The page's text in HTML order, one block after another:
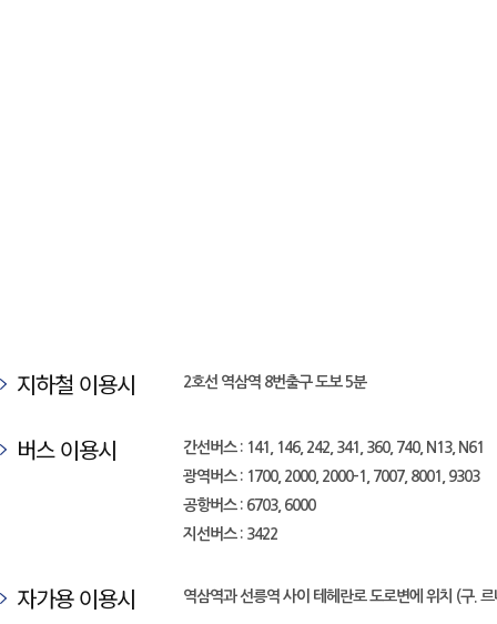
지하철 이용시 2호선 역삼역 8번출구 도보 5분
버스 이용시
간선버스 : 141, 146, 242, 341, 360, 740, N13, N61
광역버스 : 1700, 2000, 2000-1, 7007, 8001, 9303
공항버스 : 6703, 6000
지선버스 : 3422
자가용 이용시 역삼역과 선릉역 사이 테헤란로 도로변에 위치 (구.